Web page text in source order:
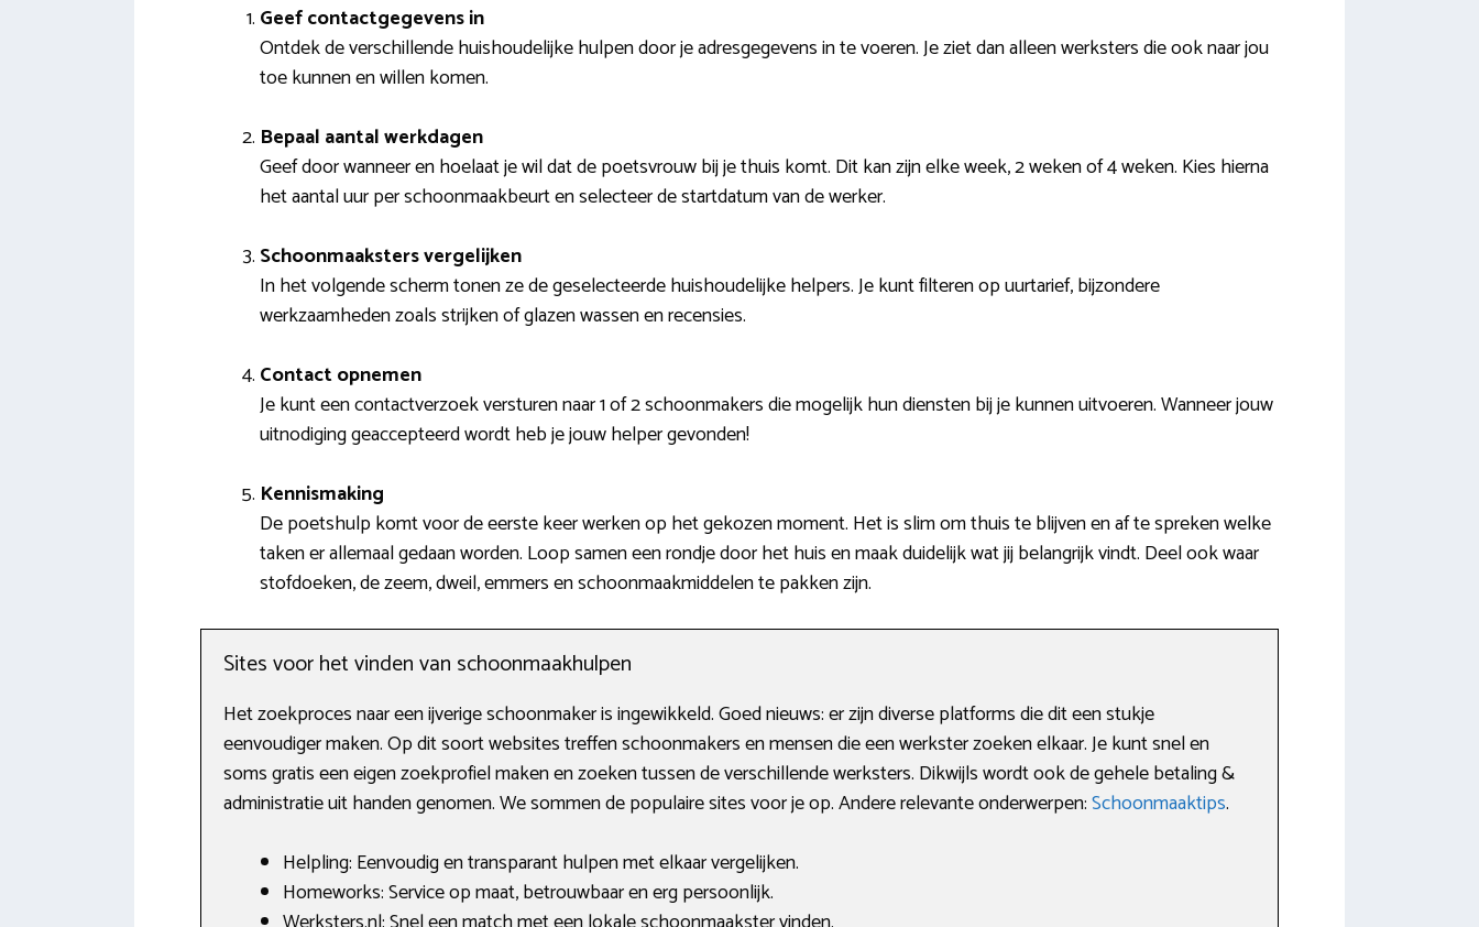
Geef contactgegevens in
Ontdek de verschillende huishoudelijke hulpen door je adresgegevens in te voeren. Je ziet dan alleen werksters die ook naar jou
toe kunnen en willen komen.
Bepaal aantal werkdagen
Geef door wanneer en hoelaat je wil dat de poetsvrouw bij je thuis komt. Dit kan zijn elke week, 2 weken of 4 weken. Kies hierna
het aantal uur per schoonmaakbeurt en selecteer de startdatum van de werker.
Schoonmaaksters vergelijken
In het volgende scherm tonen ze de geselecteerde huishoudelijke helpers. Je kunt filteren op uurtarief, bijzondere
werkzaamheden zoals strijken of glazen wassen en recensies.
Contact opnemen
Je kunt een contactverzoek versturen naar 1 of 2 schoonmakers die mogelijk hun diensten bij je kunnen uitvoeren. Wanneer jouw
uitnodiging geaccepteerd wordt heb je jouw helper gevonden!
Kennismaking
De poetshulp komt voor de eerste keer werken op het gekozen moment. Het is slim om thuis te blijven en af te spreken welke
taken er allemaal gedaan worden. Loop samen een rondje door het huis en maak duidelijk wat jij belangrijk vindt. Deel ook waar
stofdoeken, de zeem, dweil, emmers en schoonmaakmiddelen te pakken zijn.
Sites voor het vinden van schoonmaakhulpen
Het zoekproces naar een ijverige schoonmaker is ingewikkeld. Goed nieuws: er zijn diverse platforms die dit een stukje
eenvoudiger maken. Op dit soort websites treffen schoonmakers en mensen die een werkster zoeken elkaar. Je kunt snel en
soms gratis een eigen zoekprofiel maken en zoeken tussen de verschillende werksters. Dikwijls wordt ook de gehele betaling &
administratie uit handen genomen. We sommen de populaire sites voor je op. Andere relevante onderwerpen:Schoonmaaktips.
Helpling: Eenvoudig en transparant hulpen met elkaar vergelijken.
Homeworks: Service op maat, betrouwbaar en erg persoonlijk.